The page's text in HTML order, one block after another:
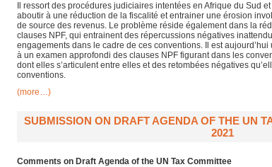
Il ressort des procédures judiciaires intentées en Afrique du Sud
aboutir à une réduction de la fiscalité et entrainer une érosion
de source des revenus. Le problème réside également dans la
clauses NPF, qui entrainent des répercussions négatives
engagements dans le cadre de ces conventions. Il est
à un examen approfondi des clauses NPF figurant dans les
dont elles s’articulent entre elles et des retombées négatives
conventions.
(more…)
SUBMISSION ON DRAFT AGENDA OF THE UN
2021
Comments on Draft Agenda of the UN Tax Committee